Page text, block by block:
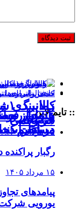
عبور از
در ادارات
زمانبندی
جزئیات
سه‌رقمی
هشدار
مستقیم،
بانوان
دریافت
:: تایم لاین
۱۵ مرداد ۱۴۰۵
رگبار
۱۵ مرداد ۱۴۰۵
یورویی شرکت